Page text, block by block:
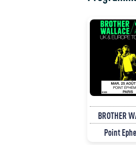
BROTHER
Point